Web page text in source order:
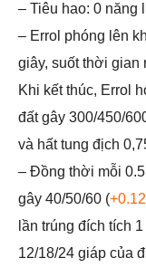
– Tiêu hao: 0 năng
– Errol phóng lên
giây, suốt thời gian
Khi kết thúc, Errol
đất gây 300/450/
và hất tung địch
– Đồng thời mỗi
gây 40/50/60 (
lần trúng đích tích
12/18/24 giáp của